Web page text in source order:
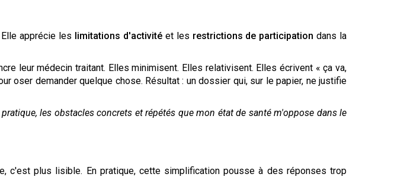
apprécie les limitations d'activitéet les restrictions de participation dans la
leur médecin traitant. Elles minimisent. Elles relativisent. Elles écrivent « ça va,
oser demander quelque chose. Résultat : un dossier qui, sur le papier, ne justifie
les obstacles concrets et répétés que mon état de santé m'oppose dans le
c'est plus lisible. En pratique, cette simplification pousse à des réponses trop